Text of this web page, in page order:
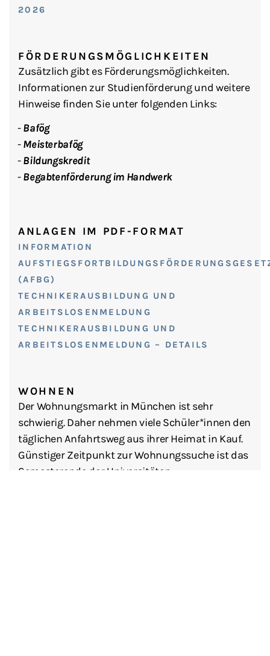
2026
FÖRDERUNGSMÖGLICHKEITEN
Zusätzlich gibt es Förderungsmöglichkeiten.
Informationen zur Studienförderung und weitere
Hinweise finden Sie unter folgenden Links:
Bafög
Meisterbafög
Bildungskredit
Begabtenförderung im Handwerk
ANLAGEN IM PDF-FORMAT
INFORMATION
(AFBG)
TECHNIKERAUSBILDUNG UND
ARBEITSLOSENMELDUNG
TECHNIKERAUSBILDUNG UND
ARBEITSLOSENMELDUNG – DETAILS
WOHNEN
Der Wohnungsmarkt in München ist sehr
schwierig. Daher nehmen viele Schüler*innen den
täglichen Anfahrtsweg aus ihrer Heimat in Kauf.
Günstiger Zeitpunkt zur Wohnungssuche ist das
Semesterende der Universitäten.